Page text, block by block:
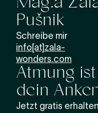
Pušnik
Schreibe mir
info[at]zala-
wonders.com
Atmung ist
dein Anker
Jetzt gratis erhalten